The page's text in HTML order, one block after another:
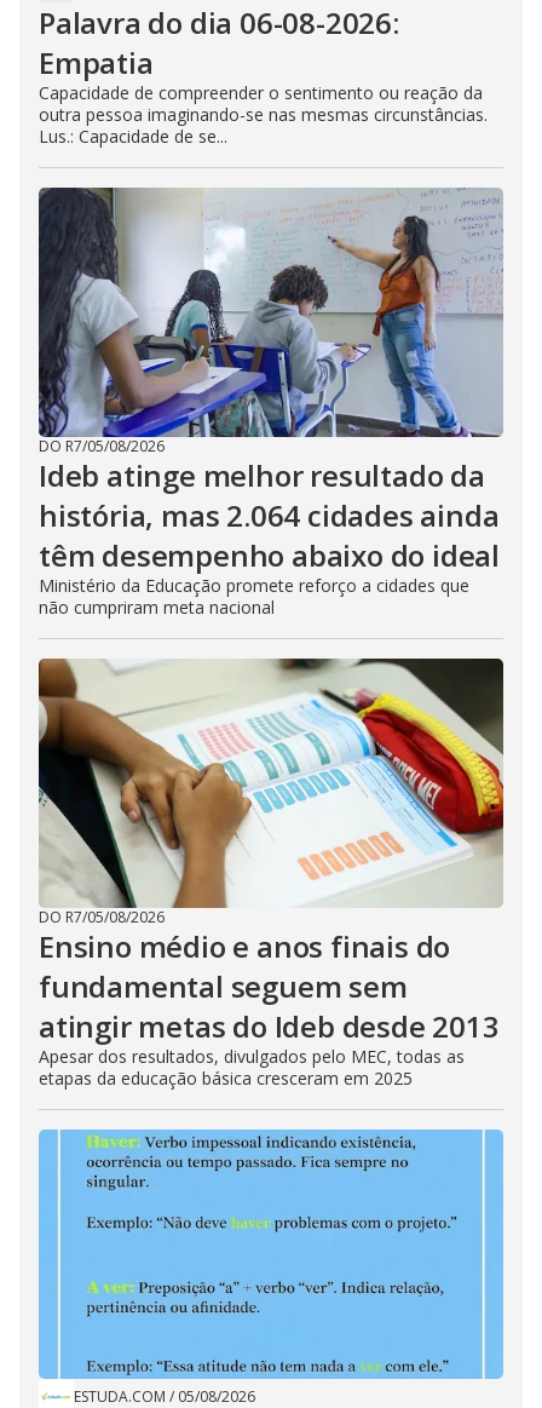
Palavra do dia 06-08-2026:
Empatia
Capacidade de compreender o sentimento ou reação da
outra pessoa imaginando-se nas mesmas circunstâncias.
Lus.: Capacidade de se...
DO R7/05/08/2026
Ideb atinge melhor resultado da
história, mas 2.064 cidades ainda
têm desempenho abaixo do ideal
Ministério da Educação promete reforço a cidades que
não cumpriram meta nacional
DO R7/05/08/2026
Ensino médio e anos finais do
fundamental seguem sem
atingir metas do Ideb desde 2013
Apesar dos resultados, divulgados pelo MEC, todas as
etapas da educação básica cresceram em 2025
ESTUDA.COM / 05/08/2026